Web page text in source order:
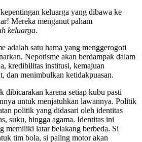
keluarga yang dibawa ke
Mereka menganut paham
keluarga.
adalah satu hama yang menggerogoti
Nepotisme akan berdampak dalam
kredibilitas institusi, kemajuan
dan menimbulkan ketidakpuasan.
dibicarakan karena setiap kubu pasti
untuk menjatuhkan lawannya. Politik
politik yang didasari oleh identitas
suku, hingga agama. Identitas ini
memiliki latar belakang berbeda. Si
tim bola, si paling motor akan